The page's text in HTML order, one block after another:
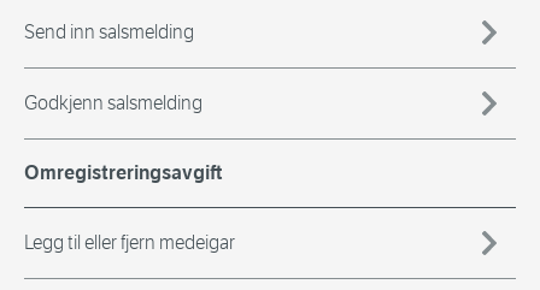
Send inn salsmelding
Godkjenn salsmelding
Omregistreringsavgift
Legg til eller fjern medeigar